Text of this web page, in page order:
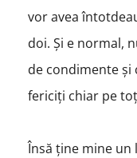
vor avea
doi. Și e normal,
de condimente și
fericiți chiar pe
Însă ține mine